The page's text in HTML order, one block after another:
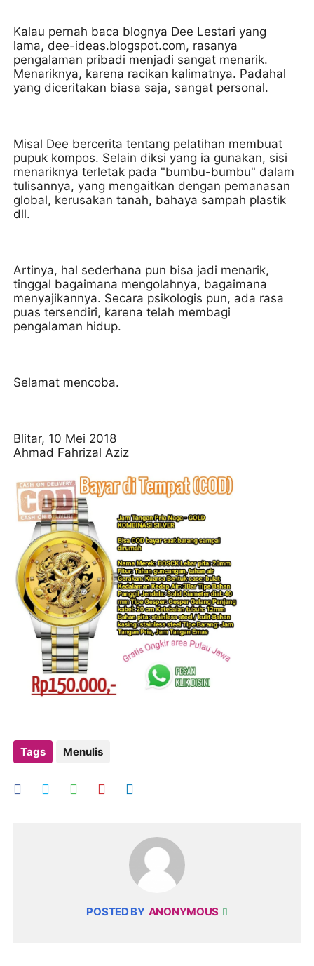
Kalau pernah baca blognya Dee Lestari yang
lama, dee-ideas.blogspot.com, rasanya
pengalaman pribadi menjadi sangat menarik.
Menariknya, karena racikan kalimatnya. Padahal
yang diceritakan biasa saja, sangat personal.
Misal Dee bercerita tentang pelatihan membuat
pupuk kompos. Selain diksi yang ia gunakan, sisi
menariknya terletak pada "bumbu-bumbu" dalam
tulisannya, yang mengaitkan dengan pemanasan
global, kerusakan tanah, bahaya sampah plastik
dll.
Artinya, hal sederhana pun bisa jadi menarik,
tinggal bagaimana mengolahnya, bagaimana
menyajikannya. Secara psikologis pun, ada rasa
puas tersendiri, karena telah membagi
pengalaman hidup.
Selamat mencoba.
Blitar, 10 Mei 2018
Ahmad Fahrizal Aziz
Tags Menulis
POSTED BY ANONYMOUS